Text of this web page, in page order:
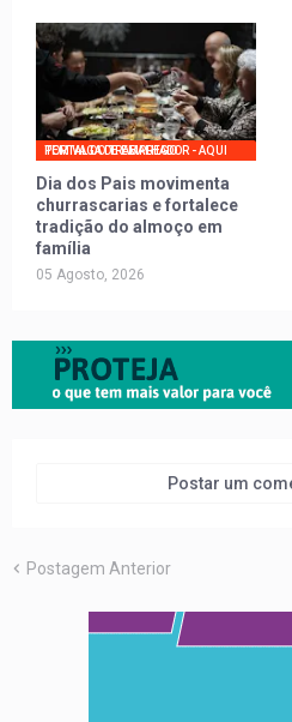
PORTAL DO TRABALHADOR - AQUI TEM VAGA DE EMPREGO
Dia dos Pais movimenta
churrascarias e fortalece
tradição do almoço em
família
05 Agosto, 2026
Postar um
Postagem Anterior